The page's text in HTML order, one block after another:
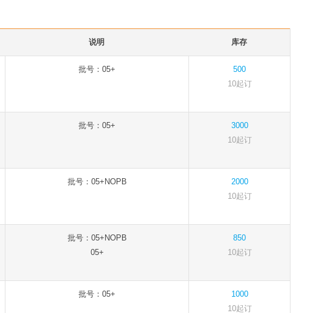
说明 库存
批号：05+
500
10起订
批号：05+
3000
10起订
批号：05+NOPB
2000
10起订
批号：05+NOPB
05+
850
10起订
批号：05+
1000
10起订